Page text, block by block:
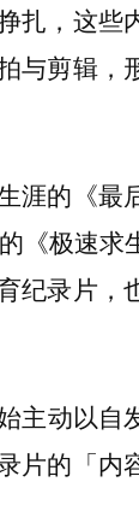
扎，这些
与剪辑，
涯的《最
《极速求
纪录片，
主动以自
片的「内